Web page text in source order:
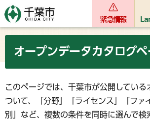
緊急情報
オープンデータカタログ
このページでは、千葉市が公開している
ついて、「分野」「ライセンス」「ファ
別」など、複数の条件を同時に選んで検